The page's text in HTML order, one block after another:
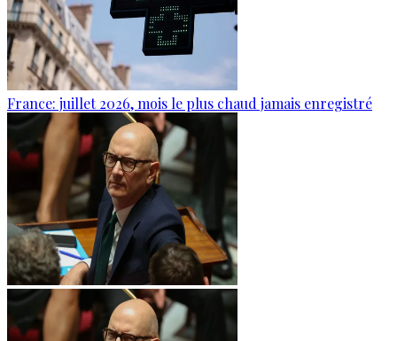
France: juillet 2026, mois le plus chaud jamais enregistré